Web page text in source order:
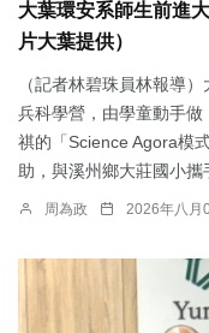
大葉環安系師生前進
片大葉提供）
（記者林碧珠員林報導
兵科學營，由學童動手
祺的「Science Agora模
助，與溪州鄉大莊國小攜
周為政 2026年八月